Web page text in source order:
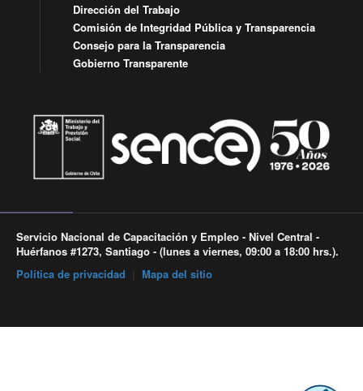
Dirección del Trabajo
Comisión de Integridad Pública y Transparencia
Consejo para la Transparencia
Gobierno Transparente
Servicio Nacional de Capacitación y Empleo - Nivel Central -
Huérfanos #1273, Santiago - (lunes a viernes, 09:00 a 18:00 hrs.).
Política de privacidad
Mapa del sitio